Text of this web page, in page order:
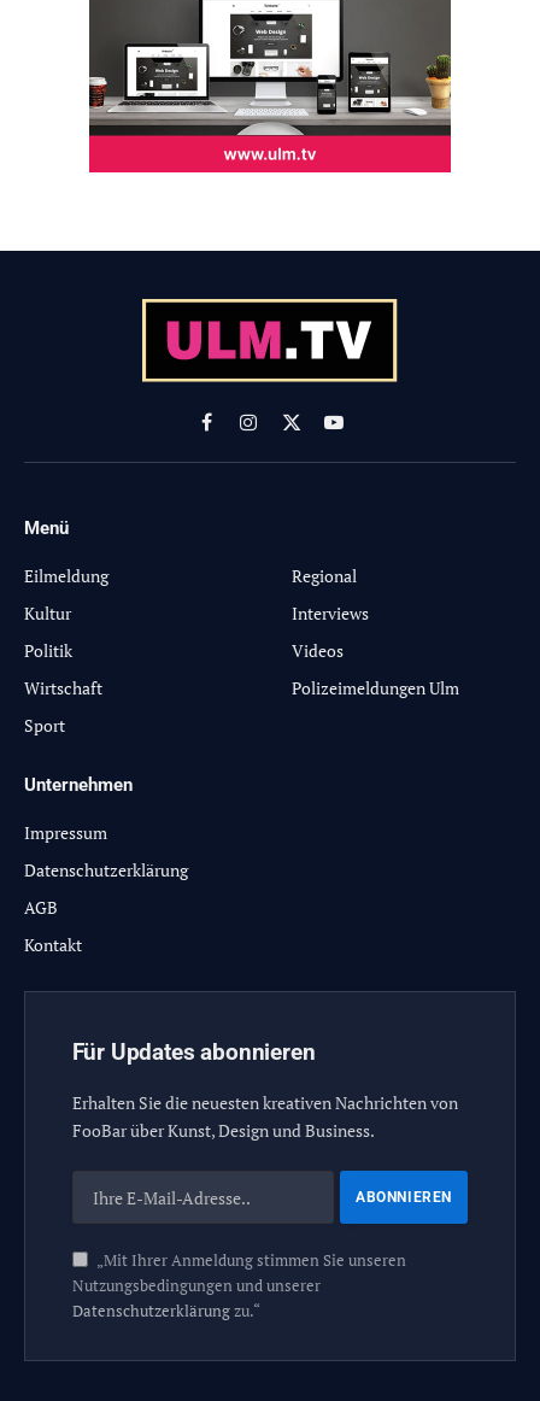
FacebookInstagram
X
(Twitter)
YouTube
Menü
Eilmeldung
Kultur
Politik
Wirtschaft
Sport
Regional
Interviews
Videos
Polizeimeldungen Ulm
Unternehmen
Impressum
Datenschutzerklärung
AGB
Kontakt
Für Updates abonnieren
Erhalten Sie die neuesten kreativen Nachrichten von
FooBar über Kunst, Design und Business.
„Mit Ihrer Anmeldung stimmen Sie unseren
Nutzungsbedingungen und unserer
Datenschutzerklärungzu.“